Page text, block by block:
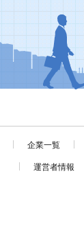
企業一覧
運営者情報